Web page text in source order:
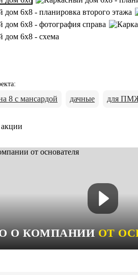
:
8 с мансардой дачные для
О КОМПАНИИОТ